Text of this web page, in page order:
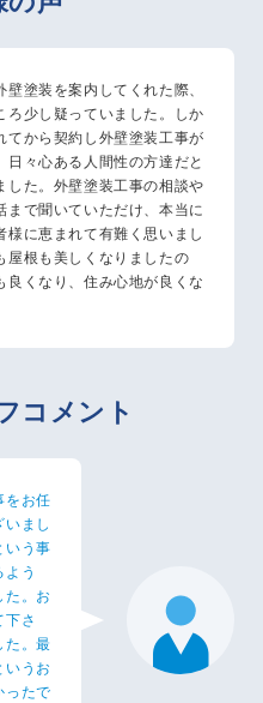
壁塗装を案内してくれた際、
ろ少し疑っていました。しか
てから契約し外壁塗装工事が
日々心ある人間性の方達だと
した。外壁塗装工事の相談や
まで聞いていただけ、本当に
様に恵まれて有難く思いまし
屋根も美しくなりましたの
良くなり、住み心地が良くな
コメント
をお任
まし
いう事
う
た。お
下さ
た。最
いうお
ったで